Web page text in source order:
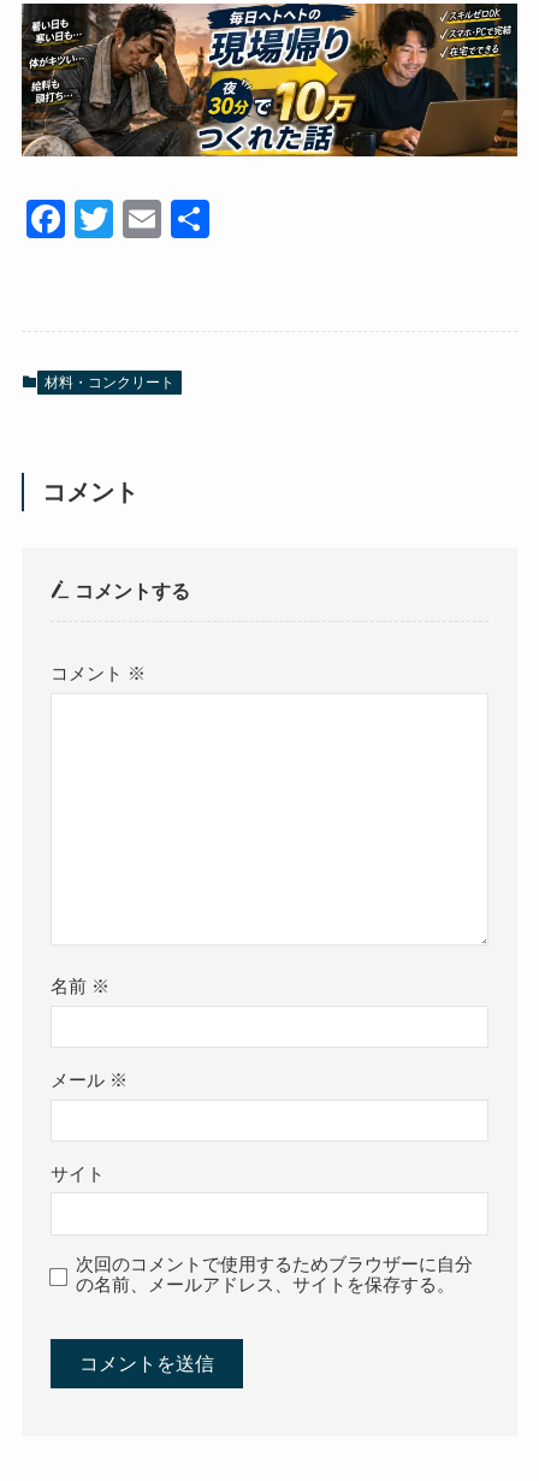
F
e
b
k
T
er
E
材料・コンクリート
コメント
コメントする
コメント ※
名前 ※
メール ※
サイト
次回のコメントで使用するためブラウザーに自分
の名前、メールアドレス、サイトを保存する。